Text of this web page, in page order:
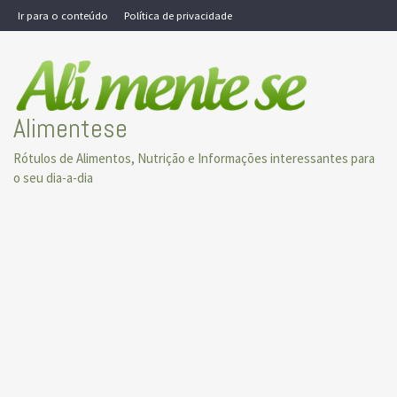
Skip
to
Ir para o conteúdo Política de privacidade
Alimentese
Rótulos de Alimentos, Nutrição e Informações interessantes para
o seu dia-a-dia